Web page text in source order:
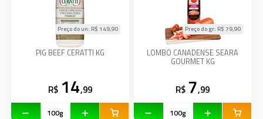
PIG BEEF CERATTI KG
Preço do un: R$ 149,90
R$ 14,99
LOMBO CANADENSE SEARA
GOURMET KG
Preço do gr: R$ 79,90
R$ 7,99